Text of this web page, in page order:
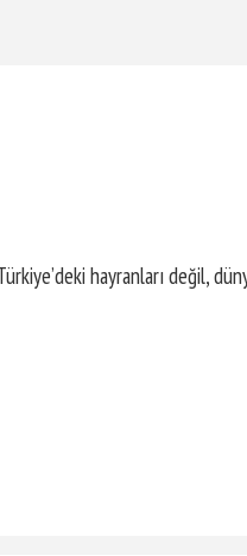
hayranları değil,